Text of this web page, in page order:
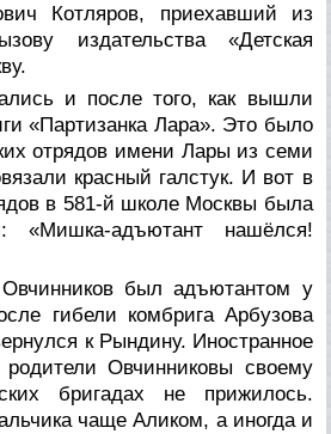
Котляров, приехавший из
издательства «Детская
и после того, как вышли
«Партизанка Лара». Это было
отрядов имени Лары из семи
красный галстук. И вот в
в 581-й школе Москвы была
«Мишка-адъютант нашёлся!
был адъютантом у
гибели комбрига Арбузова
к Рындину. Иностранное
Овчинниковы своему
бригадах не прижилось.
чаще Аликом, а иногда и